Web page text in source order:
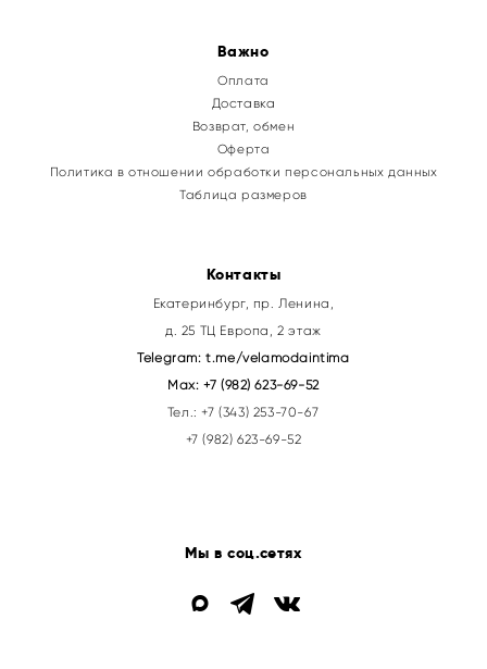
Важно
Оплата
Доставка
Возврат, обмен
Оферта
Политика в отношении обработки персональных данных
Таблица размеров
Контакты
Екатеринбург, пр. Ленина,
д. 25 ТЦ Европа, 2 этаж
Telegram:t.me/velamodaintima
Max:+7 (982) 623-69-52
Тел.:+7 (343) 253-70-67
+7 (982) 623-69-52
Мы в соц.сетях